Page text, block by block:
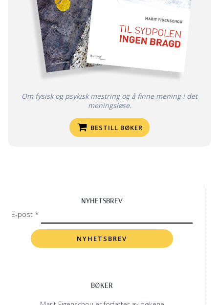
Om fysisk og psykisk mestring og å finne mening i det
meningsløse.
BESTILL BØKER
NYHETSBREV
E-post *
BØKER